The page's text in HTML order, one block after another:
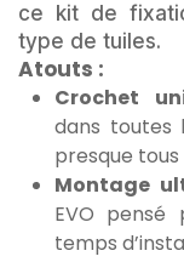
ce kit de
type de tuiles.
Atouts :
Crochet
dans toutes
presque
Montage
EVO pensé
temps